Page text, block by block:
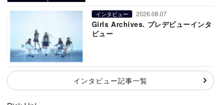
インタビュー 2026.08.07
Girls Archives. プレデビューインタ
ビュー
インタビュー記事一覧